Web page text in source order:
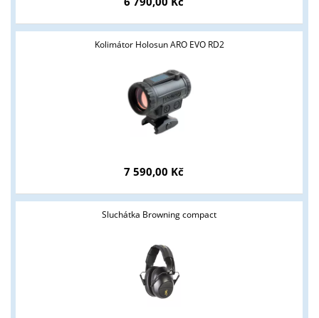
Kolimátor Holosun ARO EVO RD2
7 590,00 Kč
Sluchátka Browning compact
podnikatelům v oblasti zbraně a střelivo. Splňujete tyto
podmínky?
NE